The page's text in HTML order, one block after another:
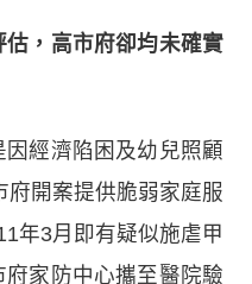
，高市府卻均未確實
經濟陷困及幼兒照顧
府開案提供脆弱家庭服
年3月即有疑似施虐甲
家防中心攜至醫院驗